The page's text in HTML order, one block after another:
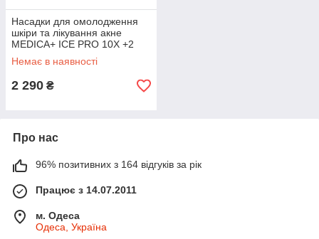
Насадки для омолодження
шкіри та лікування акне
MEDICA+ ICE PRO 10X +2
Немає в наявності
2 290 ₴
Про нас
96% позитивних з 164 відгуків за рік
Працює з 14.07.2011
м. Одеса
Одеса, Україна